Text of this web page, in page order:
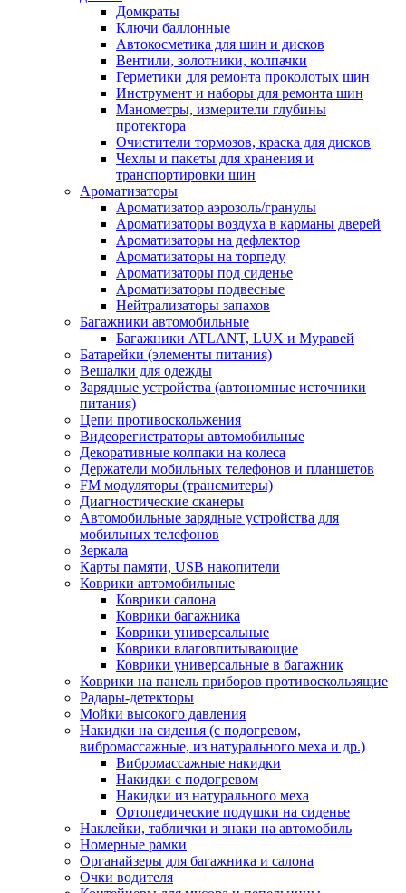
Домкраты
Ключи баллонные
Автокосметика для шин и дисков
Вентили, золотники, колпачки
Герметики для ремонта проколотых шин
Инструмент и наборы для ремонта шин
Манометры, измерители глубины
протектора
Очистители тормозов, краска для дисков
Чехлы и пакеты для хранения и
транспортировки шин
Ароматизаторы
Ароматизатор аэрозоль/гранулы
Ароматизаторы воздуха в карманы дверей
Ароматизаторы на дефлектор
Ароматизаторы на торпеду
Ароматизаторы под сиденье
Ароматизаторы подвесные
Нейтрализаторы запахов
Багажники автомобильные
Багажники ATLANT, LUX и Муравей
Батарейки (элементы питания)
Вешалки для одежды
Зарядные устройства (автономные источники
питания)
Цепи противоскольжения
Видеорегистраторы автомобильные
Декоративные колпаки на колеса
Держатели мобильных телефонов и планшетов
FM модуляторы (трансмитеры)
Диагностические сканеры
Автомобильные зарядные устройства для
мобильных телефонов
Зеркала
Карты памяти, USB накопители
Коврики автомобильные
Коврики салона
Коврики багажника
Коврики универсальные
Коврики влаговпитывающие
Коврики универсальные в багажник
Коврики на панель приборов противоскользящие
Радары-детекторы
Мойки высокого давления
Накидки на сиденья (с подогревом,
вибромассажные, из натурального меха и др.)
Вибромассажные накидки
Накидки с подогревом
Накидки из натурального меха
Ортопедические подушки на сиденье
Наклейки, таблички и знаки на автомобиль
Номерные рамки
Органайзеры для багажника и салона
Очки водителя